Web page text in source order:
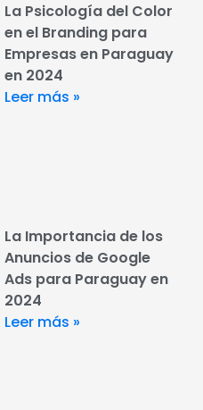
La Psicología del Color
en el Branding para
Empresas en Paraguay
en 2024
Leer más »
La Importancia de los
Anuncios de Google
Ads para Paraguay en
2024
Leer más »